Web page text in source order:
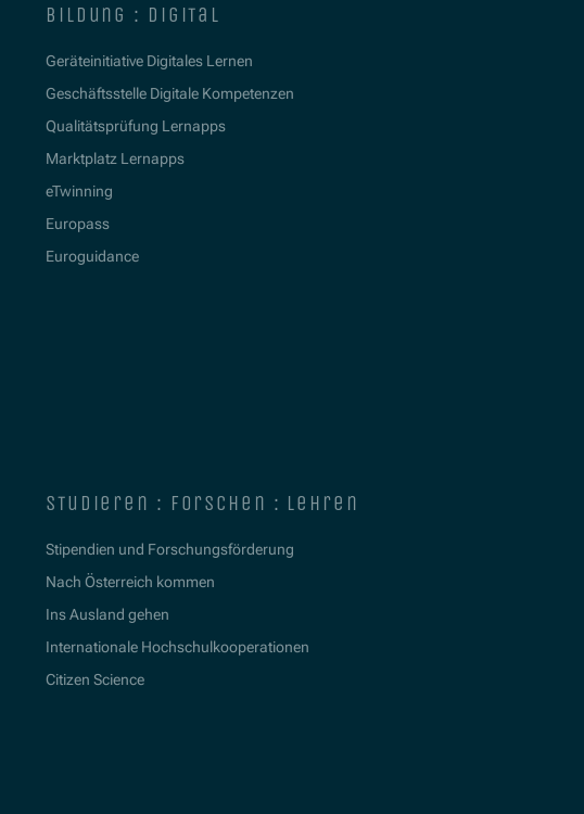
bildung : digital
Geräteinitiative Digitales Lernen
Geschäftsstelle Digitale Kompetenzen
Qualitätsprüfung Lernapps
Marktplatz Lernapps
eTwinning
Europass
Euroguidance
studieren : forschen : lehren
Stipendien und Forschungsförderung
Nach Österreich kommen
Ins Ausland gehen
Internationale Hochschulkooperationen
Citizen Science